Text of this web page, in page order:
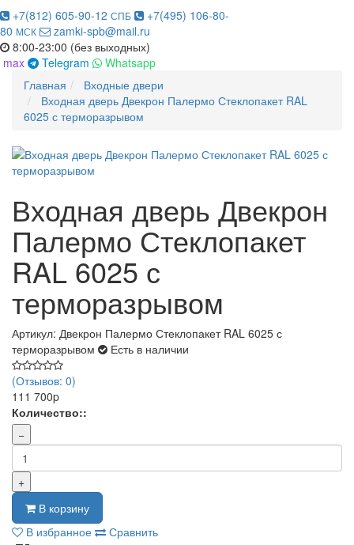
+7(812) 605-90-12 СПБ
+7(495) 106-80-
80 МСК
zamki-spb@mail.ru
8:00-23:00 (без выходных)
max
Telegram
Whatsapp
Главная
Входные двери
Входная дверь Двекрон Палермо Стеклопакет RAL
6025 с терморазрывом
Входная дверь Двекрон
Палермо Стеклопакет
RAL 6025 с
терморазрывом
Артикул: Двекрон Палермо Стеклопакет RAL 6025 с
терморазрывом
Есть в наличии
(Отзывов: 0)
111 700p
Количество::
−
+
В корзину
В избранное
Сравнить